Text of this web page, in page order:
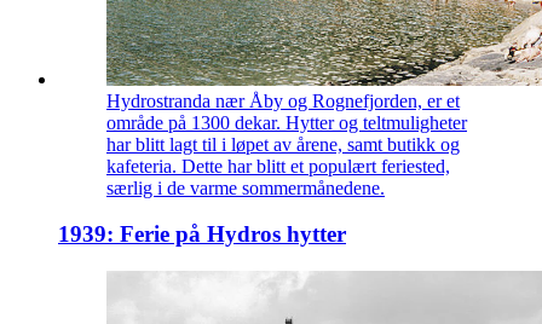
Hydrostranda nær Åby og Rognefjorden, er et
område på 1300 dekar. Hytter og teltmuligheter
har blitt lagt til i løpet av årene, samt butikk og
kafeteria. Dette har blitt et populært feriested,
særlig i de varme sommermånedene.
1939: Ferie på Hydros hytter